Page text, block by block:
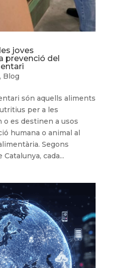
joves
prevenció del
Blog
són aquells aliments
per a les
o es destinen a usos
humana o animal al
Segons
Catalunya, cada...